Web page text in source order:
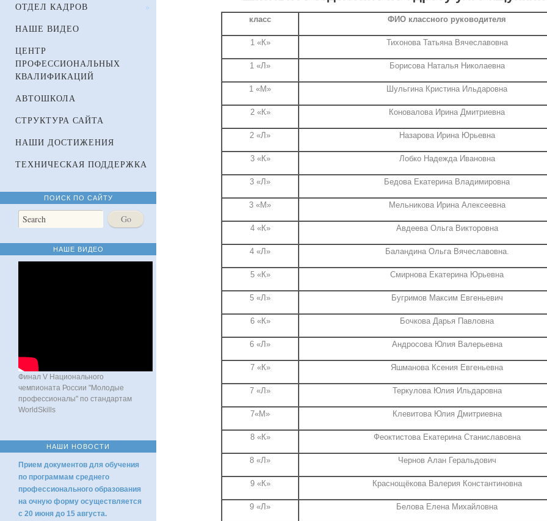
ОТДЕЛ КАДРОВ
»
НАШЕ ВИДЕО
ЦЕНТР
ПРОФЕССИОНАЛЬНЫХ
КВАЛИФИКАЦИЙ
АВТОШКОЛА
СТРУКТУРА САЙТА
НАШИ ДОСТИЖЕНИЯ
ТЕХНИЧЕСКАЯ ПОДДЕРЖКА
ПОИСК ПО САЙТУ
НАШЕ ВИДЕО
Финал V Национального
чемпионата России "Молодые
профессионалы" по стандартам
WorldSkills
НАШИ НОВОСТИ
Прием документов для обучения
по программам среднего
профессионального образования
на очную форму осуществляется
с 20 июня до 15 августа.
класс ФИО классного руководителя
1 «К» Тихонова Татьяна Вячеславовна
1 «Л» Борисова Наталья Николаевна
1 «М» Шульгина Кристина Ильдаровна
2 «К» Коновалова Ирина Дмитриевна
2 «Л» Назарова Ирина Юрьевна
3 «К» Лобко Надежда Ивановна
3 «Л» Бедова Екатерина Владимировна
3 «М» Мельникова Ирина Алексеевна
4 «К» Авдеева Ольга Викторовна
4 «Л» Баландина Ольга Вячеславовна.
5 «К» Смирнова Екатерина Юрьевна
5 «Л» Бугримов Максим Евгеньевич
6 «К» Бочкова Дарья Павловна
6 «Л» Андросова Юлия Валерьевна
7 «К» Яшманова Ксения Евгеньевна
7 «Л» Теркулова Юлия Ильдаровна
7«М» Клевитова Юлия Дмитриевна
8 «К» Феоктистова Екатерина Станиславовна
8 «Л» Чернов Алан Геральдович
9 «К» Краснощёкова Валерия Константиновна
9 «Л» Белова Елена Михайловна